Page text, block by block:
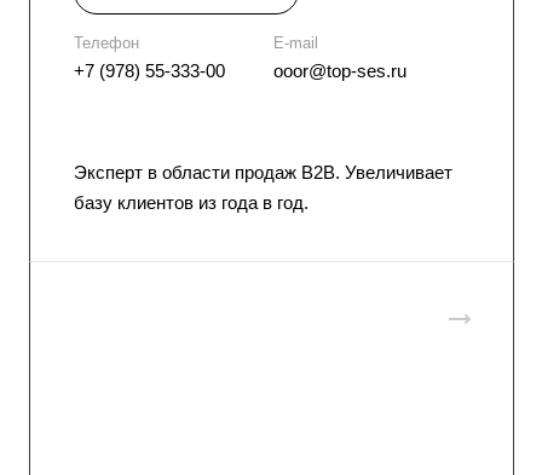
Телефон
+7 (978) 55-333-00
E-mail
ooor@top-ses.ru
Эксперт в области продаж B2B. Увеличивает
базу клиентов из года в год.